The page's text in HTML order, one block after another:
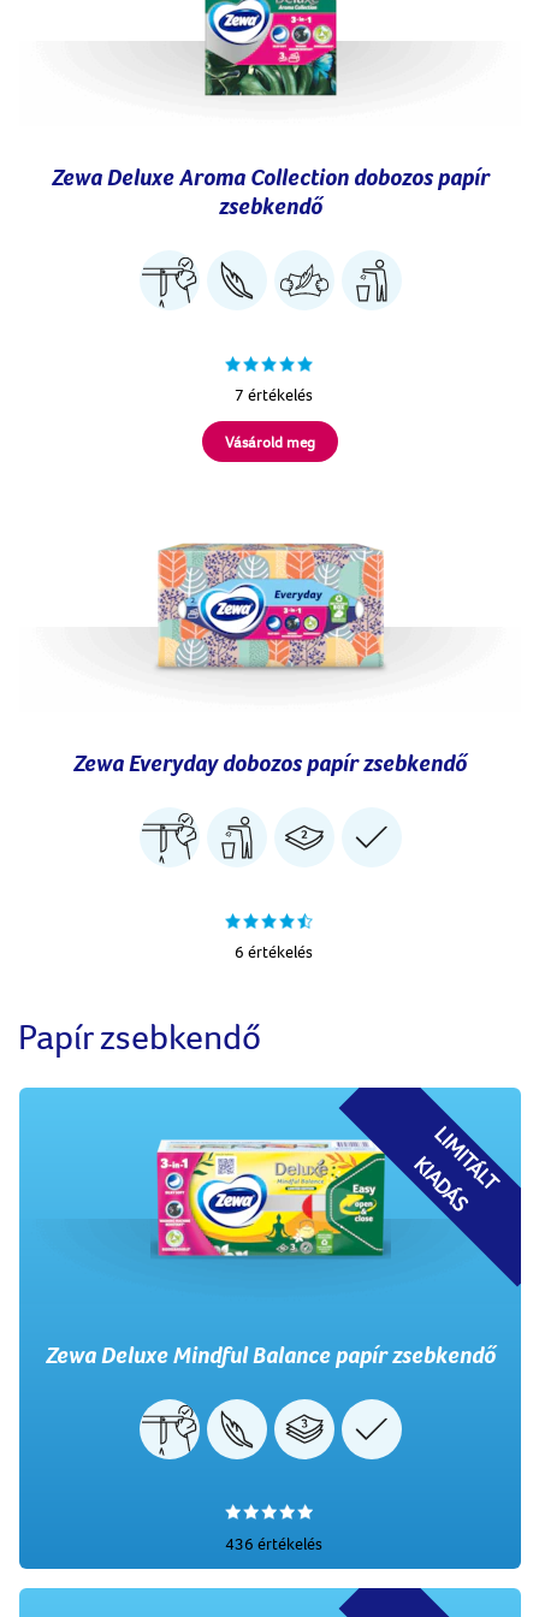
Zewa Deluxe Aroma Collection dobozos papír
zsebkendő
7 értékelés
Vásárold meg
Zewa Everyday dobozos papír zsebkendő
6 értékelés
Papír zsebkendő
L
I
M
I
T
Á
L
T
K
I
A
D
Á
S
Zewa Deluxe Mindful Balance papír zsebkendő
436 értékelés